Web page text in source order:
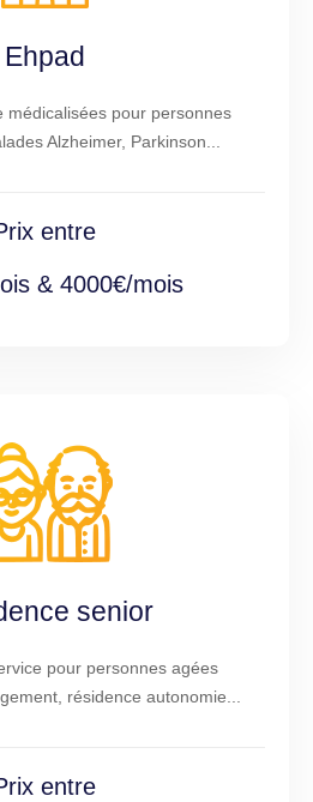
Ehpad
médicalisées pour personnes
Alzheimer, Parkinson...
entre
& 4000€/mois
senior
pour personnes agées
résidence autonomie...
entre